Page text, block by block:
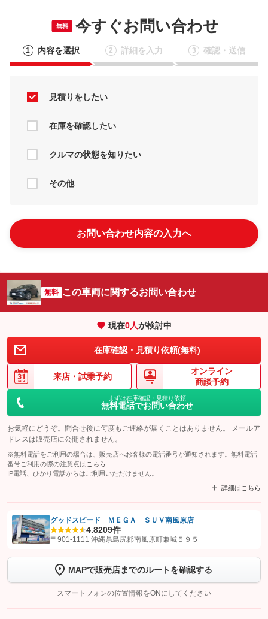
無料 今すぐお問い合わせ
1 内容を選択 2 詳細を入力 3 確認・送信
見積りをしたい
在庫を確認したい
クルマの状態を知りたい
その他
お問い合わせ内容の入力へ
無料 この車両に関するお問い合わせ
現在0人が検討中
在庫確認・見積り依頼(無料)
来店・ 試乗予約
オンライン
商談予約
まずは在庫確認・見積り依頼
無料電話でお問い合わせ
お気軽にどうぞ。問合せ後に何度もご連絡が届くことはありません。 メールア
ドレスは販売店に公開されません。
※無料電話をご利用の場合は、販売店へお客様の電話番号が通知されます。無料電話
番号ご利用の際の注意点は こちら
IP電話、ひかり電話からはご利用いただけません。
詳細はこちら
【STEP1】認証画面でグーネットを友だち追加してから「許可する」ボタンを押
トーク画面で
ボタンをタップして問い合わせを
完了してください。
こちら
グッドスピード ＭＥＧＡ ＳＵＶ南風原店
4.8209件
〒901-1111 沖縄県島尻郡南風原町兼城５９５
MAPで販売店までのルートを確認する
スマートフォンの位置情報をONにしてください